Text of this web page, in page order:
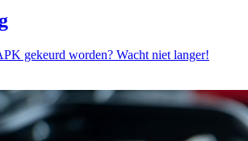
gekeurd worden? Wacht niet langer!